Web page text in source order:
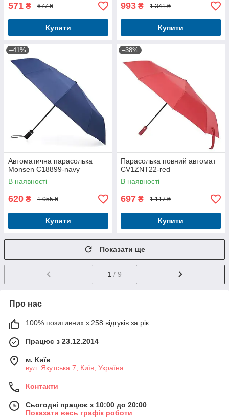
571 ₴ 677 ₴
Купити
993 ₴ 1 341 ₴
Купити
–41%
Автоматична парасолька
Monsen C18899-navy
В наявності
620 ₴ 1 055 ₴
Купити
–38%
Парасолька повний автомат
CV1ZNT22-red
В наявності
697 ₴ 1 117 ₴
Купити
Показати ще
1 / 9
Про нас
100% позитивних з 258 відгуків за рік
Працює з 23.12.2014
м. Київ
вул. Якутська 7, Київ, Україна
Контакти
Сьогодні працює з 10:00 до 20:00
Показати весь графік роботи